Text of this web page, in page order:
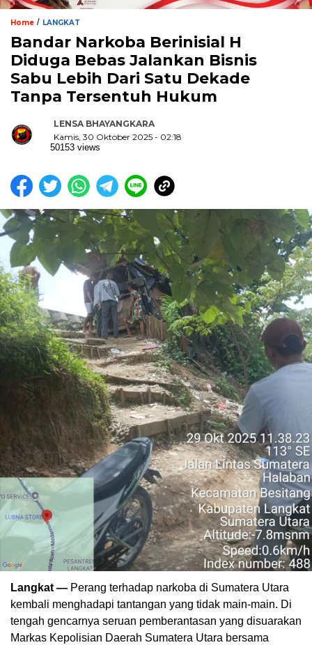
Home / LANGKAT
Bandar Narkoba Berinisial H
Diduga Bebas Jalankan Bisnis
Sabu Lebih Dari Satu Dekade
Tanpa Tersentuh Hukum
LENSA BHAYANGKARA
Kamis, 30 Oktober 2025 - 02:18
50153 views
Langkat — Perang terhadap narkoba di Sumatera Utara
kembali menghadapi tantangan yang tidak main-main. Di
tengah gencarnya seruan pemberantasan yang disuarakan
Markas Kepolisian Daerah Sumatera Utara bersama